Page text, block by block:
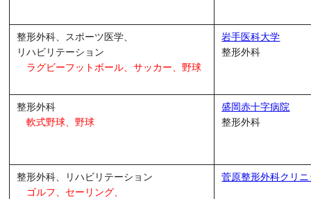
整形外科、スポーツ医学、
リハビリテーション
ラグビーフットボール、サッカー、野球
岩手医科大学
整形外科
整形外科
軟式野球、野球
盛岡赤十字病院
整形外科
整形外科、リハビリテーション
ゴルフ、セーリング、
菅原整形外科クリ